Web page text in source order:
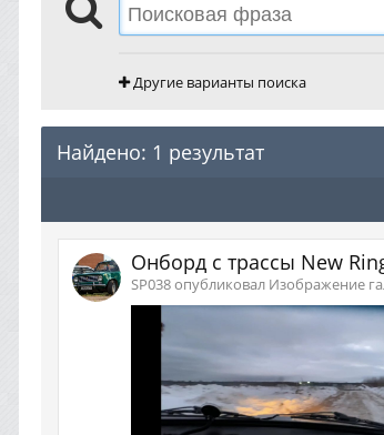
Другие варианты поиска
Найдено: 1 результат
Онборд с трассы New
SP038 опубликовал Изображение